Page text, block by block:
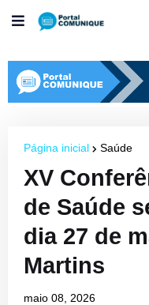
Página inicial Saúde
XV
de Saúde
dia 27 de
Martins
maio 08, 2026